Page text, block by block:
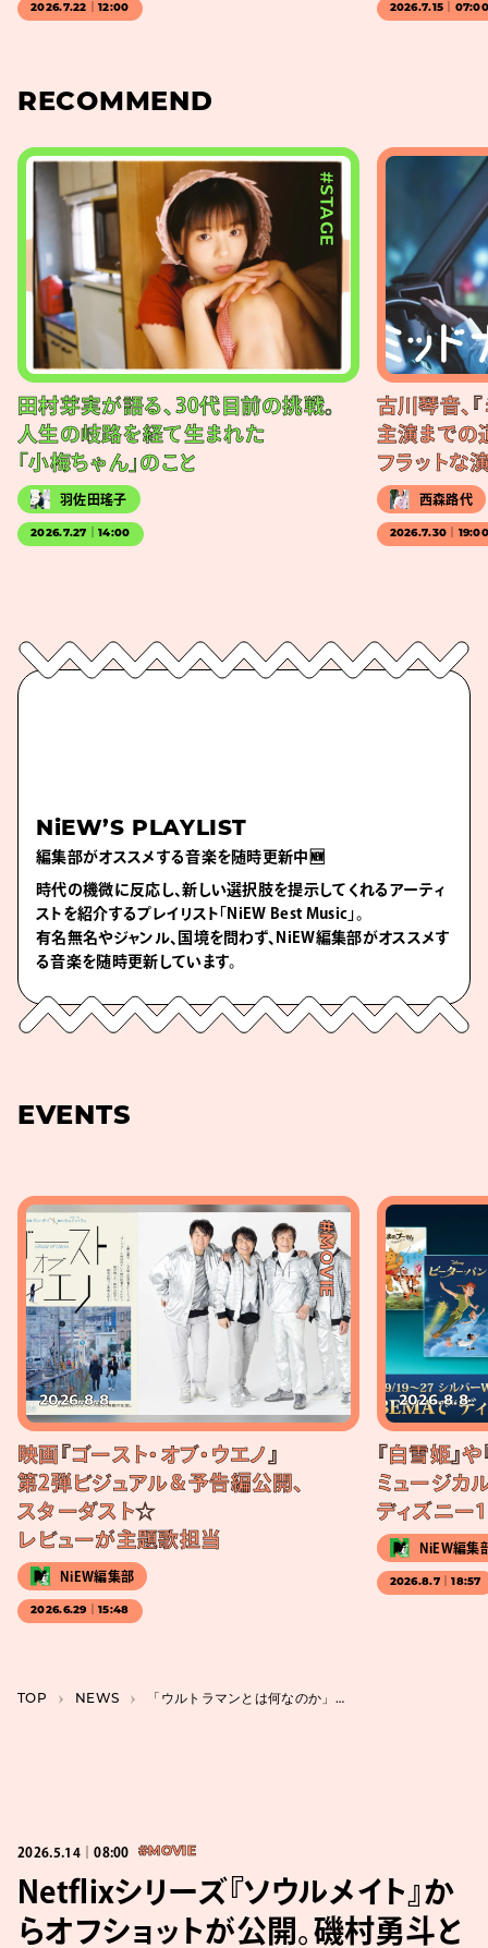
2026.7.22｜12:00 2026.7.15｜
RECOMMEND
#STAGE
田村芽実が語る、30代目前の挑戦。
人生の岐路を経て生まれた
「小梅ちゃん」のこと
羽佐田瑤子
2026.7.27｜14:00
古川琴音、
主演までの
フラットな
西森路代
2026.7.30｜
NiEW’S PLAYLIST
編集部がオススメする音楽を随時更新中🆕
時代の機微に反応し、新しい選択肢を提示してくれるアーティ
ストを紹介するプレイリスト「NiEW Best Music」。
有名無名やジャンル、国境を問わず、NiEW編集部がオススメす
る音楽を随時更新しています。
EVENTS
#MOVIE
2026.8.8
映画『ゴースト・オブ・ウエノ』
第2弾ビジュアル＆予告編公開、
スターダスト☆
レビューが主題歌担当
NiEW編集部
2026.6.29｜15:48
2026.8.8
『白雪姫』
ミュージカル
ディズニー
NiEW編集
2026.8.7｜18:57
TOP NEWS 「ウルトラマンとは何なのか」、映画『THE ORIGIN OF ULTRAMAN』の予告映像が公開
2026.5.14｜08:00 #MOVIE
Netflixシリーズ『ソウルメイト』か
らオフショットが公開。磯村勇斗と